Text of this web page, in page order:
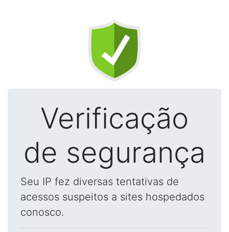
Verificação
de segurança
Seu IP fez diversas tentativas de
acessos suspeitos a sites hospedados
conosco.